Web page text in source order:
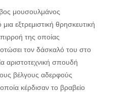
μουσουλμάνος
εξτρεμιστική θρησκευτική
της οποίας
τον δάσκαλό του στο
αριστοτεχνική σπουδή
βέλγους αδερφούς
κέρδισαν το βραβείο